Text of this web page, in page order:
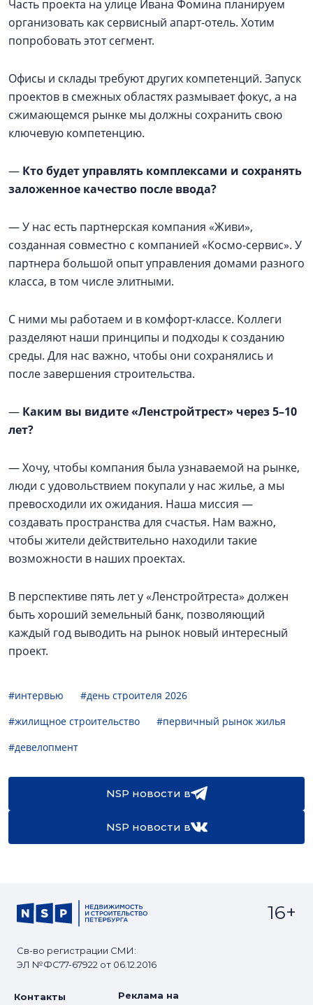
Часть проекта на улице Ивана Фомина планируем
организовать как сервисный апарт-отель. Хотим
попробовать этот сегмент.
Офисы и склады требуют других компетенций. Запуск
проектов в смежных областях размывает фокус, а на
сжимающемся рынке мы должны сохранить свою
ключевую компетенцию.
— Кто будет управлять комплексами и сохранять
заложенное качество после ввода?
— У нас есть партнерская компания «Живи»,
созданная совместно с компанией «Космо-сервис». У
партнера большой опыт управления домами разного
класса, в том числе элитными.
С ними мы работаем и в комфорт-классе. Коллеги
разделяют наши принципы и подходы к созданию
среды. Для нас важно, чтобы они сохранялись и
после завершения строительства.
— Каким вы видите «Ленстройтрест» через 5–10
лет?
— Хочу, чтобы компания была узнаваемой на рынке,
люди с удовольствием покупали у нас жилье, а мы
превосходили их ожидания. Наша миссия —
создавать пространства для счастья. Нам важно,
чтобы жители действительно находили такие
возможности в наших проектах.
В перспективе пять лет у «Ленстройтреста» должен
быть хороший земельный банк, позволяющий
каждый год выводить на рынок новый интересный
проект.
#интервью
#день строителя 2026
#жилищное строительство
#первичный рынок жилья
#девелопмент
NSP новости в
NSP новости в
Св-во регистрации СМИ:
ЭЛ №ФС77-67922 от 06.12.2016
16+
Контакты
Реклама на